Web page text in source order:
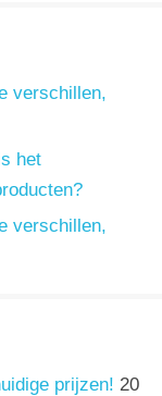
verschillen,
het
verschillen,
prijzen! 20